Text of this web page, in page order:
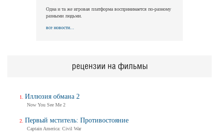
Одна и та же игровая платформа воспринимается по-разному
разными людьми.
все новости...
рецензии на фильмы
Иллюзия обмана 2
Now You See Me 2
Первый мститель: Противостояние
Captain America: Civil War